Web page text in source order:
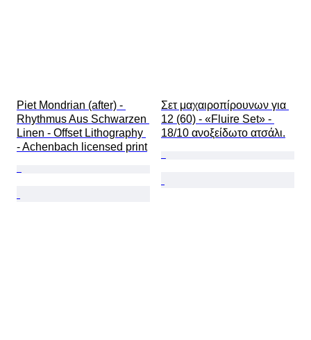
Piet Mondrian (after) -
Rhythmus Aus Schwarzen
Linen - Offset Lithography
- Achenbach licensed print
Σετ μαχαιροπίρουνων για
12 (60) - «Fluire Set» -
18/10 ανοξείδωτο ατσάλι.